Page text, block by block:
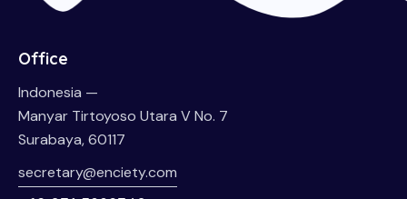
Office
Indonesia —
Manyar Tirtoyoso Utara V No. 7
Surabaya, 60117
secretary@enciety.com